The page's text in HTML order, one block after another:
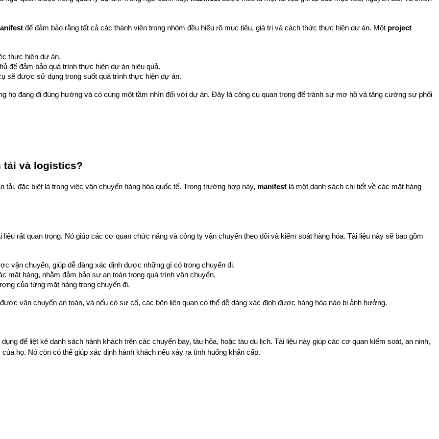
để đảm bảo rằng tất cả các thành viên trong nhóm đều hiểu rõ mục tiêu, giá trị và cách thức thực hiện dự án. Một project
thực hiện dự án.
để đảm bảo quá trình thực hiện dự án hiệu quả.
sẽ được sử dụng trong suốt quá trình thực hiện dự án.
họ đang đi đúng hướng và có cùng một tầm nhìn đối với dự án. Đây là công cụ quan trọng để tránh sự mơ hồ và tăng cường sự phối
tải và logistics?
tải, đặc biệt là trong việc vận chuyển hàng hóa quốc tế. Trong trường hợp này, manifest là một danh sách chi tiết về các mặt hàng
liệu rất quan trọng. Nó giúp các cơ quan chức năng và công ty vận chuyển theo dõi và kiểm soát hàng hóa. Tài liệu này sẽ bao gồm
vận chuyển, giúp dễ dàng xác định được những gì có trong chuyến đi.
mặt hàng, nhằm đảm bảo sự an toàn trong quá trình vận chuyển.
của từng mặt hàng trong chuyến đi.
vận chuyển an toàn, và nếu có sự cố, các bên liên quan có thể dễ dàng xác định được hàng hóa nào bị ảnh hưởng.
để liệt kê danh sách hành khách trên các chuyến bay, tàu hỏa, hoặc tàu du lịch. Tài liệu này giúp các cơ quan kiểm soát, an ninh,
họ. Nó còn có thể giúp xác định hành khách nếu xảy ra tình huống khẩn cấp.